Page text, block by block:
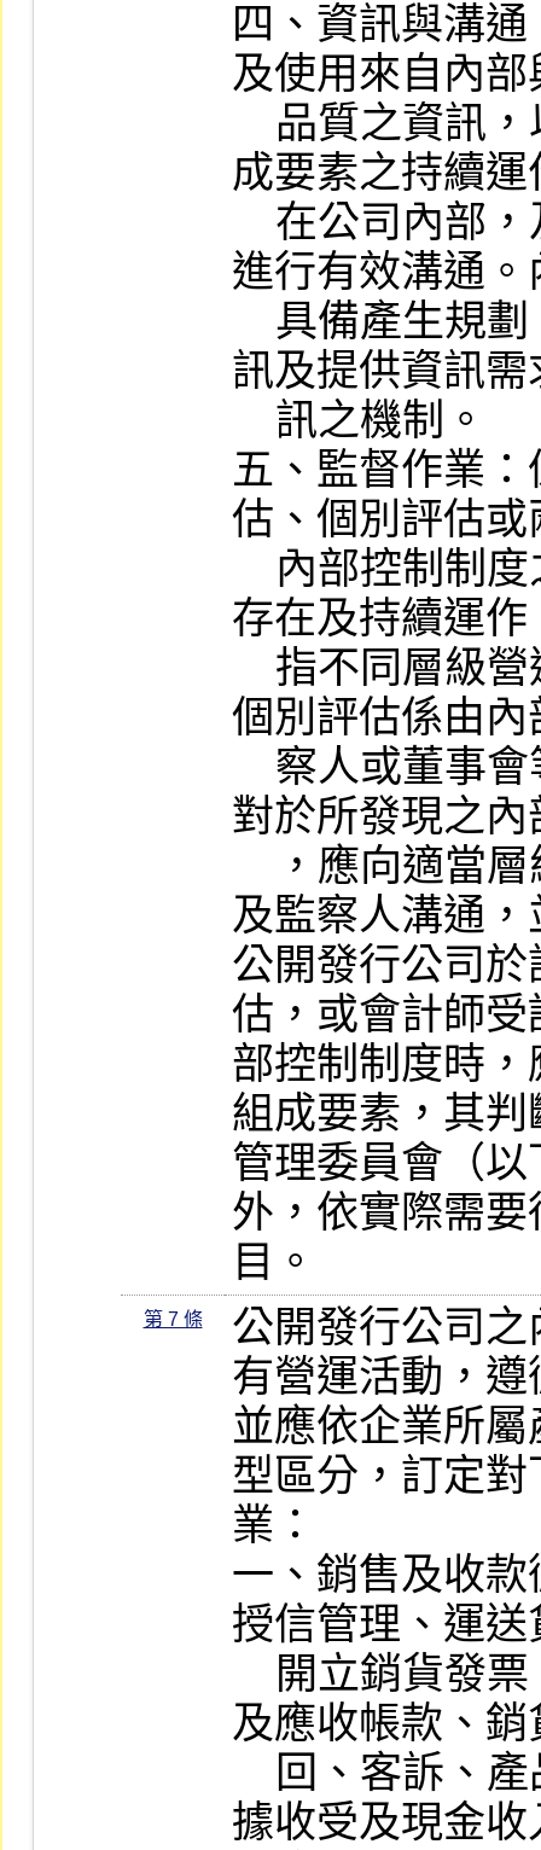
四、資訊與溝
及使用來自內
成要素之持續
進行有效溝通
訊及提供資訊
五、監督作業
估、個別評估
存在及持續運
個別評估係由
對於所發現之
及監察人溝通
公開發行公司
估，或會計師
部控制制度時
組成要素，其
管理委員會（
外，依實際需
目。
第 7 條
公開發行公司
有營運活動，
並應依企業所
型區分，訂定
業：
一、銷售及收
授信管理、運
及應收帳款、
據收受及現金